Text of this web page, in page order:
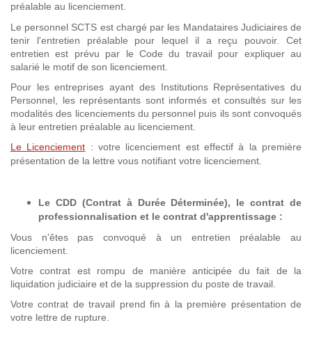
préalable au licenciement.
Le personnel SCTS est chargé par les Mandataires Judiciaires de
tenir l'entretien préalable pour lequel il a reçu pouvoir. Cet
entretien est prévu par le Code du travail pour expliquer au
salarié le motif de son licenciement.
Pour les entreprises ayant des Institutions Représentatives du
Personnel, les représentants sont informés et consultés sur les
modalités des licenciements du personnel puis ils sont convoqués
à leur entretien préalable au licenciement.
Le Licenciement : votre licenciement est effectif à la première
présentation de la lettre vous notifiant votre licenciement.
Le CDD (Contrat à Durée Déterminée), le contrat de
professionnalisation et le contrat d'apprentissage :
Vous n'êtes pas convoqué à un entretien préalable au
licenciement.
Votre contrat est rompu de manière anticipée du fait de la
liquidation judiciaire et de la suppression du poste de travail.
Votre contrat de travail prend fin à la première présentation de
votre lettre de rupture.